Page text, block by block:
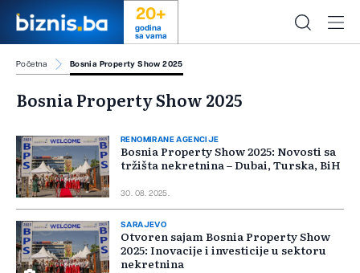
20+
godina
sa vama
Početna Bosnia Property Show 2025
Bosnia Property Show 2025
RENOMIRANE AGENCIJE
Bosnia Property Show 2025: Novosti sa
tržišta nekretnina – Dubai, Turska, BiH
30. 08. 2025.
SARAJEVO
Otvoren sajam Bosnia Property Show
2025: Inovacije i investicije u sektoru
nekretnina